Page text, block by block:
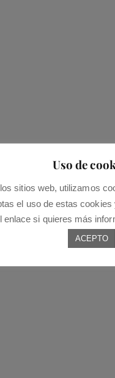
de
Uso de
sitios web, utilizamos
el uso de estas
enlace si quieres más
ACEPTO